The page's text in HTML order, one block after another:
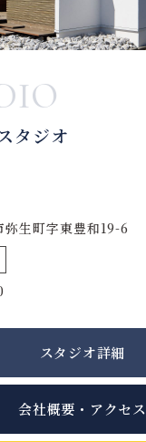
タジオ
弥生町字東豊和19-6
スタジオ詳細
会社概要・アクセス